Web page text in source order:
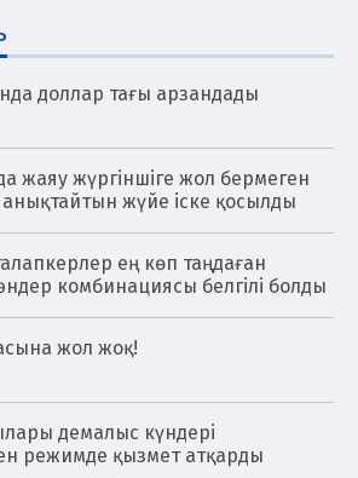
доллар тағы арзандады
жаяу жүргіншіге жол бермеген
анықтайтын жүйе іске қосылды
ең көп таңдаған
комбинациясы белгілі болды
жол жоқ!
демалыс күндері
режимде қызмет атқарды